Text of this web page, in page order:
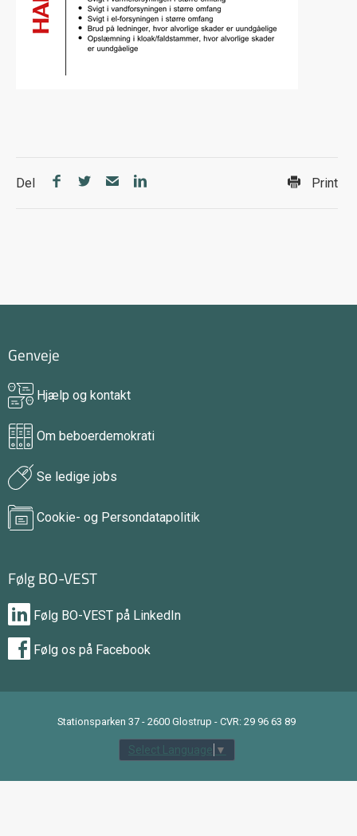
Del Print
Genveje
Hjælp og kontakt
Om beboerdemokrati
Se ledige jobs
Cookie- og Persondatapolitik
Følg BO-VEST
Følg BO-VEST på LinkedIn
Følg os på Facebook
Stationsparken 37 - 2600 Glostrup - CVR: 29 96 63 89
Select Language ▼